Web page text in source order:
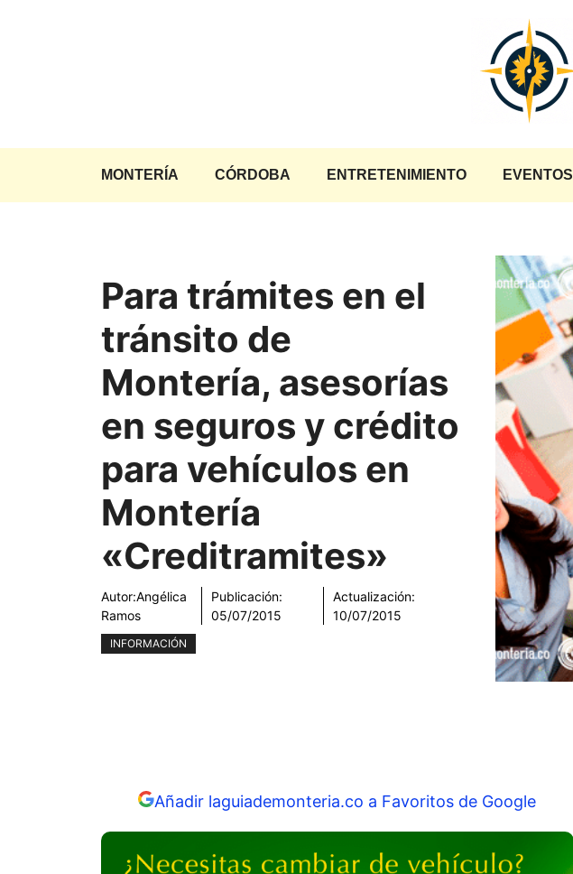
MONTERÍA CÓRDOBA ENTRETENIMIENTO EVENTOS
Para trámites en el
tránsito de
Montería, asesorías
en seguros y crédito
para vehículos en
Montería
«Creditramites»
Autor:Angélica
Ramos
Publicación:
05/07/2015
Actualización:
10/07/2015
INFORMACIÓN
Añadir laguiademonteria.co a Favoritos de Google